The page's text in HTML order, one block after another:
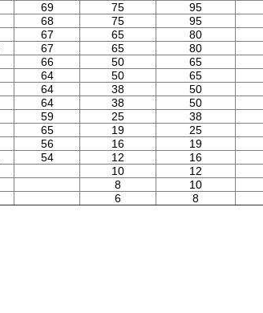
69 75 95
68 75 95
67 65 80
67 65 80
66 50 65
64 50 65
64 38 50
64 38 50
59 25 38
65 19 25
56 16 19
54 12 16
10 12
8 10
6 8